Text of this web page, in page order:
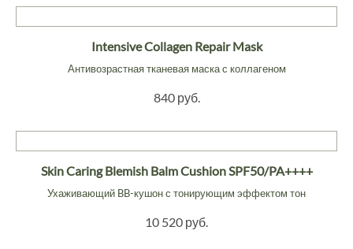
Intensive Collagen Repair Mask
Антивозрастная тканевая маска с коллагеном
840 руб.
Skin Caring Blemish Balm Cushion SPF50/PA++++
Ухаживающий BB-кушон с тонирующим эффектом тон
10 520 руб.